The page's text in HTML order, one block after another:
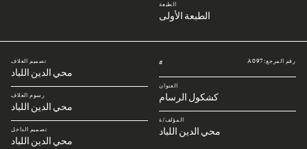
الطبعة
الطبعة الأولى
رقم المرجع: A097 #
العنوان
كشكول الرسام
المؤلف/ة
محي الدين اللباد
تصميم الغلاف
محي الدين اللباد
رسوم الغلاف
محي الدين اللباد
تصميم الداخل
محي الدين اللباد